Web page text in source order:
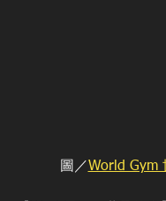
圖／World Gym